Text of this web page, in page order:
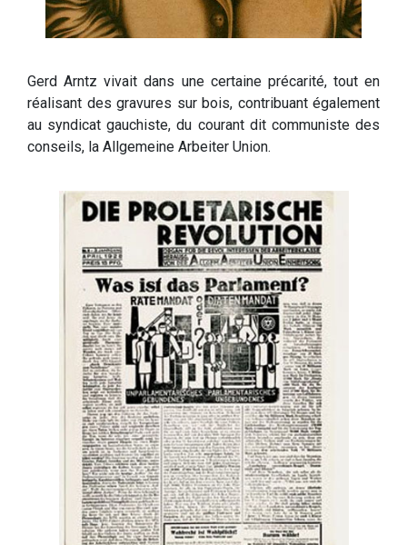
Gerd Arntz vivait dans une certaine précarité, tout en
réalisant des gravures sur bois, contribuant également
au syndicat gauchiste, du courant dit communiste des
conseils, la Allgemeine Arbeiter Union.